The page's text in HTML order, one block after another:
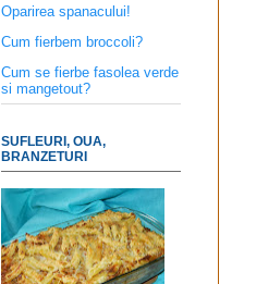
Oparirea spanacului!
Cum fierbem broccoli?
Cum se fierbe fasolea verde
si mangetout?
SUFLEURI, OUA,
BRANZETURI